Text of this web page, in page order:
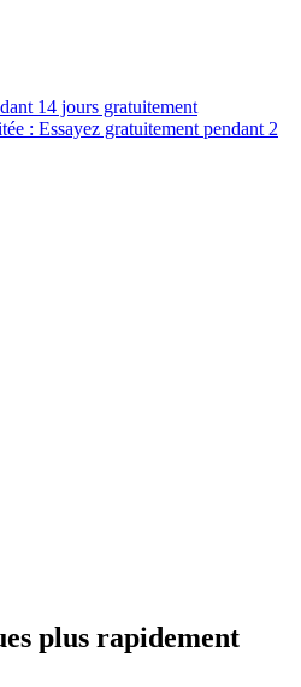
14 jours gratuitement
: Essayez gratuitement pendant 2
plus rapidement